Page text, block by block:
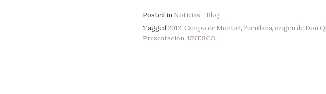
Posted in Noticias - Blog
Tagged2012, Campo de Montiel, Fuenllana, origen de Don
Presentación, UNESCO